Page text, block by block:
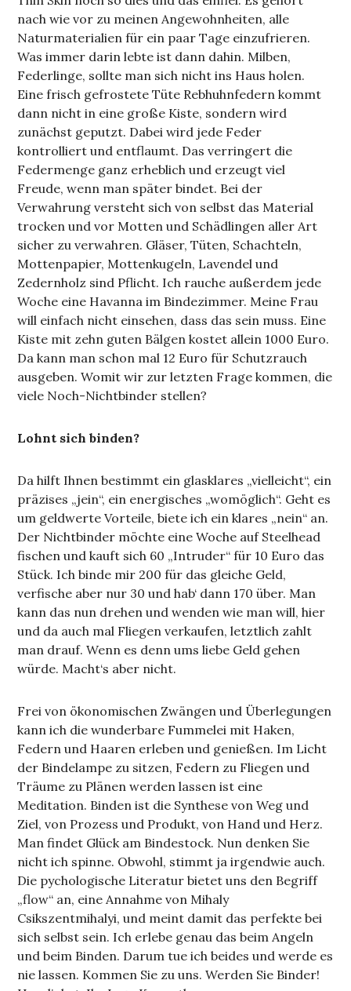
nach wie vor zu meinen Angewohnheiten, alle
Naturmaterialien für ein paar Tage einzufrieren.
Was immer darin lebte ist dann dahin. Milben,
Federlinge, sollte man sich nicht ins Haus holen.
Eine frisch gefrostete Tüte Rebhuhnfedern kommt
dann nicht in eine große Kiste, sondern wird
zunächst geputzt. Dabei wird jede Feder
kontrolliert und entflaumt. Das verringert die
Federmenge ganz erheblich und erzeugt viel
Freude, wenn man später bindet. Bei der
Verwahrung versteht sich von selbst das Material
trocken und vor Motten und Schädlingen aller Art
sicher zu verwahren. Gläser, Tüten, Schachteln,
Mottenpapier, Mottenkugeln, Lavendel und
Zedernholz sind Pflicht. Ich rauche außerdem jede
Woche eine Havanna im Bindezimmer. Meine Frau
will einfach nicht einsehen, dass das sein muss. Eine
Kiste mit zehn guten Bälgen kostet allein 1000 Euro.
Da kann man schon mal 12 Euro für Schutzrauch
ausgeben. Womit wir zur letzten Frage kommen, die
viele Noch-Nichtbinder stellen?
Lohnt sich binden?
Da hilft Ihnen bestimmt ein glasklares „vielleicht“, ein
präzises „jein“, ein energisches „womöglich“. Geht es
um geldwerte Vorteile, biete ich ein klares „nein“ an.
Der Nichtbinder möchte eine Woche auf Steelhead
fischen und kauft sich 60 „Intruder“ für 10 Euro das
Stück. Ich binde mir 200 für das gleiche Geld,
verfische aber nur 30 und hab‘ dann 170 über. Man
kann das nun drehen und wenden wie man will, hier
und da auch mal Fliegen verkaufen, letztlich zahlt
man drauf. Wenn es denn ums liebe Geld gehen
würde. Macht‘s aber nicht.
Frei von ökonomischen Zwängen und Überlegungen
kann ich die wunderbare Fummelei mit Haken,
Federn und Haaren erleben und genießen. Im Licht
der Bindelampe zu sitzen, Federn zu Fliegen und
Träume zu Plänen werden lassen ist eine
Meditation. Binden ist die Synthese von Weg und
Ziel, von Prozess und Produkt, von Hand und Herz.
Man findet Glück am Bindestock. Nun denken Sie
nicht ich spinne. Obwohl, stimmt ja irgendwie auch.
Die pychologische Literatur bietet uns den Begriff
„flow“ an, eine Annahme von Mihaly
Csikszentmihalyi, und meint damit das perfekte bei
sich selbst sein. Ich erlebe genau das beim Angeln
und beim Binden. Darum tue ich beides und werde es
nie lassen. Kommen Sie zu uns. Werden Sie Binder!